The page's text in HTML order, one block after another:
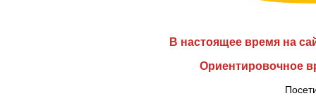
В настоящее время на
Ориентировочное